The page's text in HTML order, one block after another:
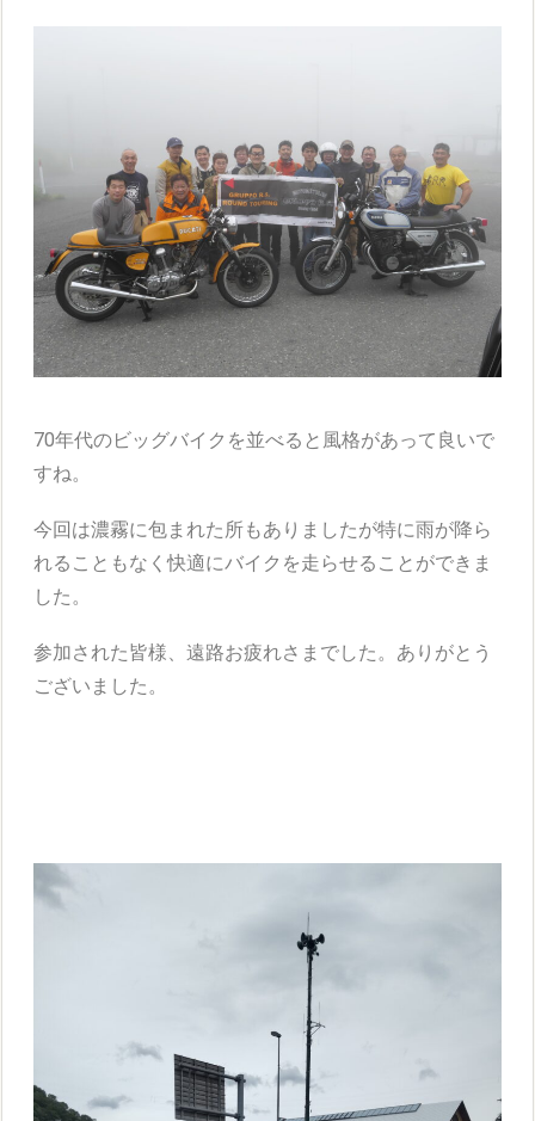
70年代のビッグバイクを並べると風格があって良いで
すね。
今回は濃霧に包まれた所もありましたが特に雨が降ら
れることもなく快適にバイクを走らせることができま
した。
参加された皆様、遠路お疲れさまでした。ありがとう
ございました。